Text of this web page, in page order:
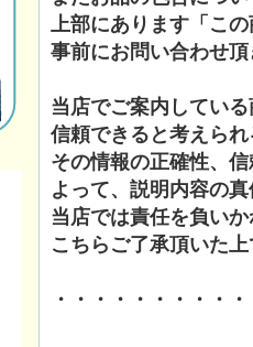
上部にあります「こ
事前にお問い合わせ
当店でご案内してい
信頼できると考えら
その情報の正確性、
よって、説明内容の
当店では責任を負い
こちらご了承頂いた
・・・・・・・・・